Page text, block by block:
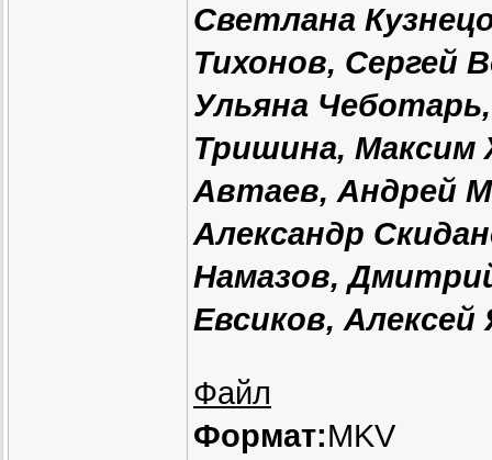
Светлана
Тихонов, Сергей
Ульяна
Тришина, Максим
Автаев, Андрей
Александр
Намазов,
Евсиков,
Файл
Формат:MKV